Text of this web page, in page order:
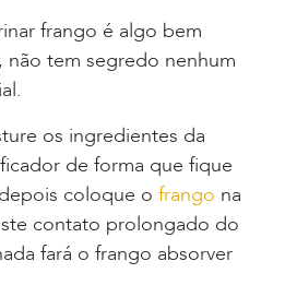
frango é algo bem
não tem segredo nenhum
os ingredientes da
de forma que fique
coloque o frango na
contato prolongado do
fará o frango absorver